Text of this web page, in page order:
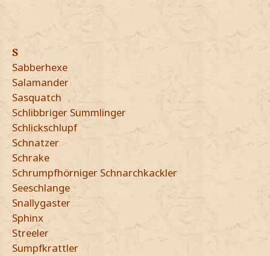
S
Sabberhexe
Salamander
Sasquatch
Schlibbriger Summlinger
Schlickschlupf
Schnatzer
Schrake
Schrumpfhörniger Schnarchkackler
Seeschlange
Snallygaster
Sphinx
Streeler
Sumpfkrattler